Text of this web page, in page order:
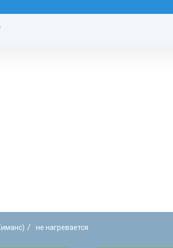
/ не нагревается